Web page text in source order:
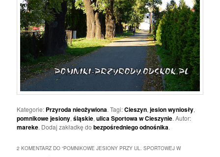
Kategorie: Przyroda nieożywiona. Tagi:Cieszyn,jesion wyniosły,
pomnikowe jesiony,śląskie,ulica Sportowa w Cieszynie. Autor:
mareke. Dodaj zakładkę dobezpośredniego odnośnika.
2 KOMENTARZ DO “POMNIKOWE JESIONY PRZY UL. SPORTOWEJ W